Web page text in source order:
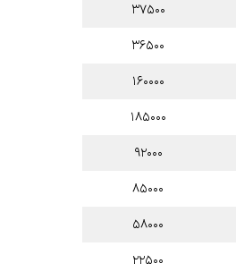
۳۷۵۰۰
۳۶۵۰۰
۱۶۰۰۰۰
۱۸۵۰۰۰
۹۲۰۰۰
۸۵۰۰۰
۵۸۰۰۰
۲۲۵۰۰